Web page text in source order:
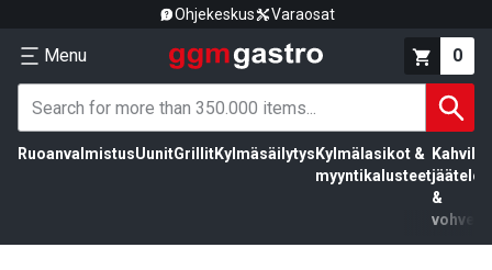
Ohjekeskus Varaosat
Menu 0
RuoanvalmistusUunitGrillitKylmäsäilytys Kylmälasikot &
myyntikalusteet
Kahvila,
jäätelö
&
vohvelit